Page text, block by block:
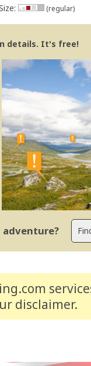
(regular)
details. It's free!
disclaimer.